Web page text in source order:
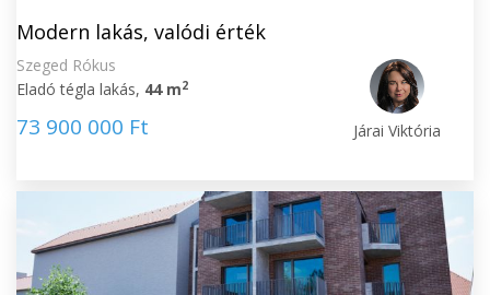
Modern lakás, valódi érték
Szeged Rókus
Eladó tégla lakás, 44 m2
73 900 000 Ft Járai Viktória